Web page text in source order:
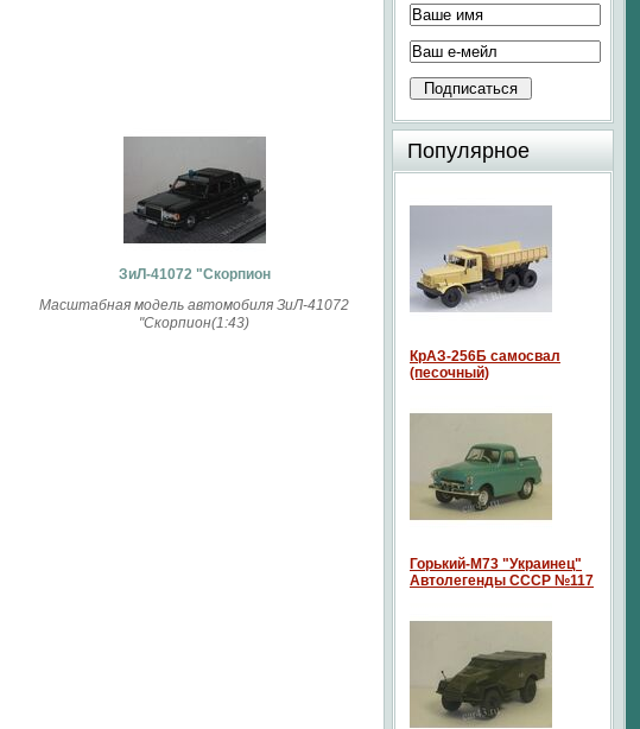
ЗиЛ-41072 "Скорпион
Масштабная модель автомобиля ЗиЛ-41072
"Скорпион(1:43)
Популярное
КрАЗ-256Б самосвал
(песочный)
Горький-М73 "Украинец"
Автолегенды СССР №117